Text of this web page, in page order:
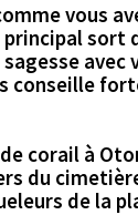
vous
sort
conseille
corail à
du
de la